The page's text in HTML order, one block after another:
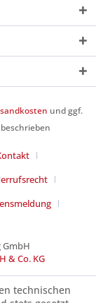
und ggf.
& Co. KG
technischen